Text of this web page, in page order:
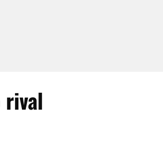
rival